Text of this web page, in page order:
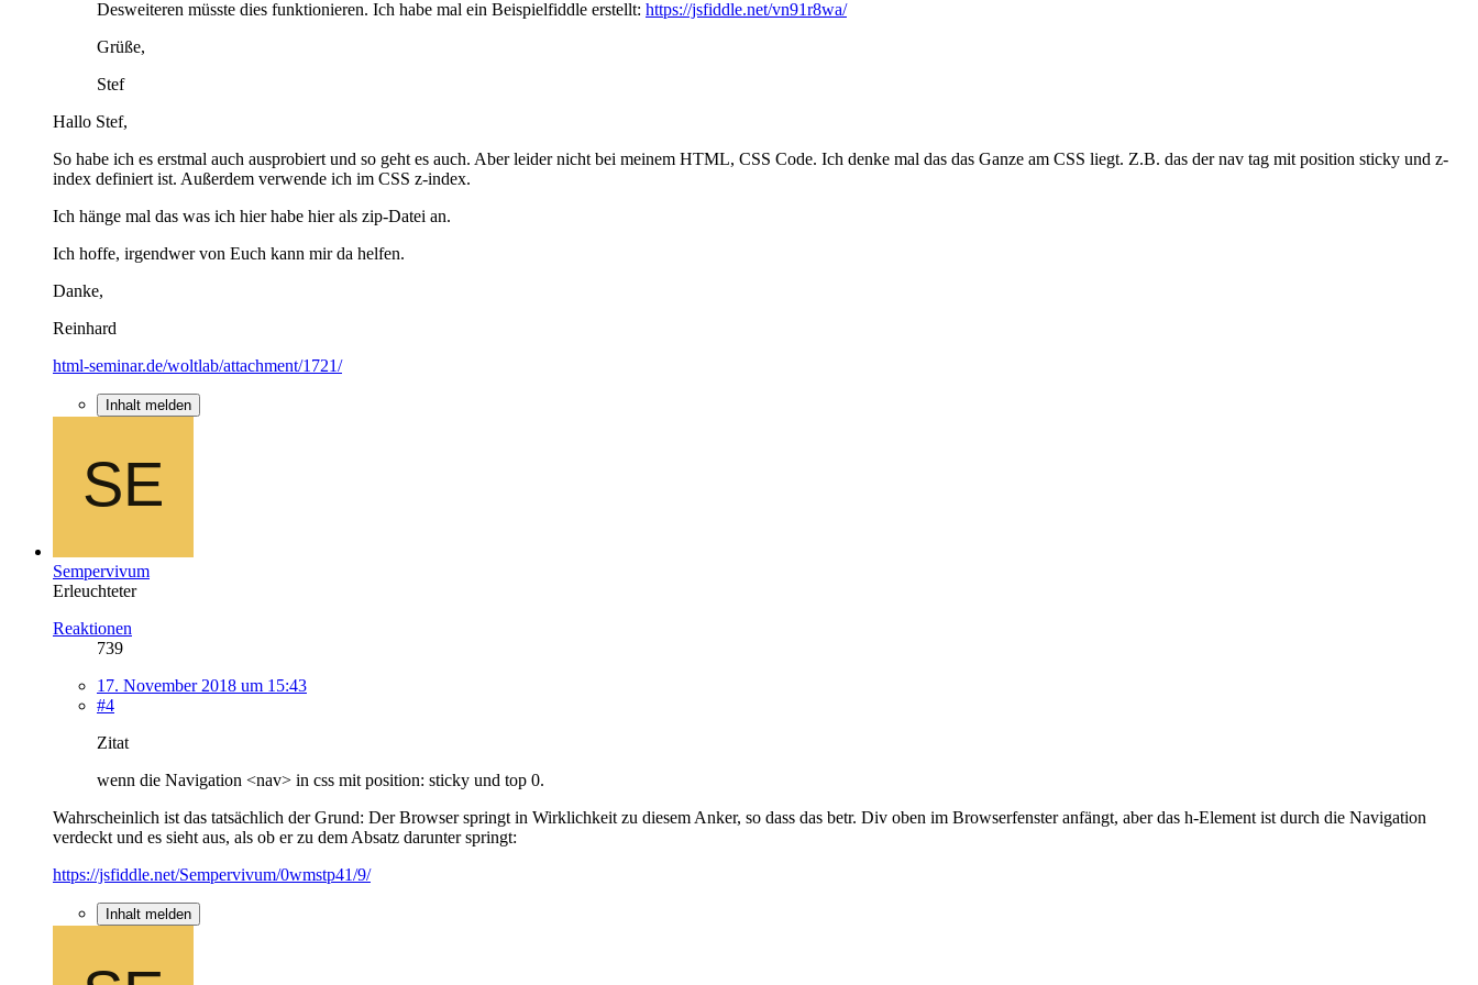
Desweiteren müsste dies funktionieren. Ich habe mal ein Beispielfiddle erstellt: https://jsfiddle.net/vn91r8wa/
Grüße,
Stef
Hallo Stef,
So habe ich es erstmal auch ausprobiert und so geht es auch. Aber leider nicht bei meinem HTML, CSS Code. Ich denke mal das das Ganze am CSS liegt. Z.B. das der nav tag mit position sticky und z-
index definiert ist. Außerdem verwende ich im CSS z-index.
Ich hänge mal das was ich hier habe hier als zip-Datei an.
Ich hoffe, irgendwer von Euch kann mir da helfen.
Danke,
Reinhard
html-seminar.de/woltlab/attachment/1721/
Inhalt melden
Sempervivum
Erleuchteter
Reaktionen
739
17. November 2018 um 15:43
#4
Zitat
wenn die Navigation <nav> in css mit position: sticky und top 0.
Wahrscheinlich ist das tatsächlich der Grund: Der Browser springt in Wirklichkeit zu diesem Anker, so dass das betr. Div oben im Browserfenster anfängt, aber das h-Element ist durch die Navigation
verdeckt und es sieht aus, als ob er zu dem Absatz darunter springt:
https://jsfiddle.net/Sempervivum/0wmstp41/9/
Inhalt melden